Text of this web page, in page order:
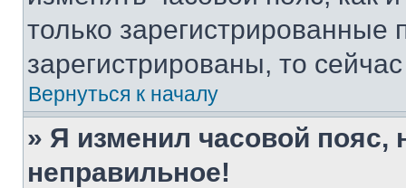
только
зарегистрированы, то
Вернуться к началу
» Я изменил часовой пояс,
неправильное!